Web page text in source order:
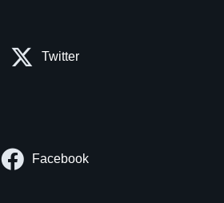
Twitter
Facebook